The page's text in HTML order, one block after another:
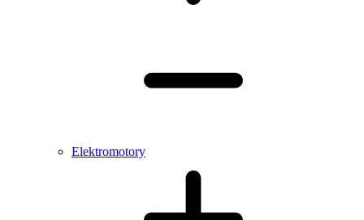
Elektromotory